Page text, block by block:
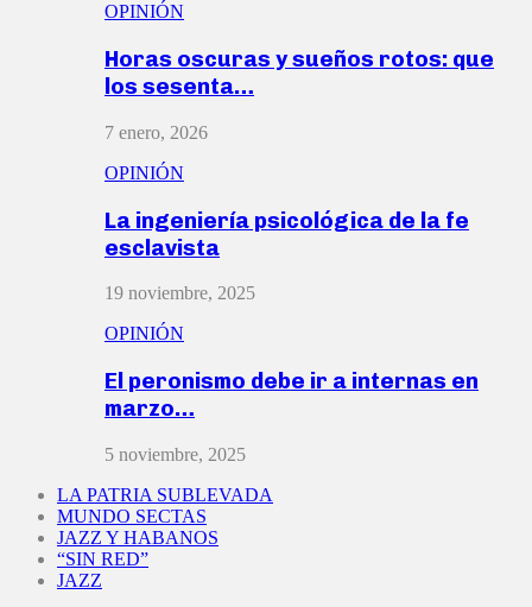
OPINIÓN
Horas oscuras y sueños rotos: que
los sesenta…
7 enero, 2026
OPINIÓN
La ingeniería psicológica de la fe
esclavista
19 noviembre, 2025
OPINIÓN
El peronismo debe ir a internas en
marzo…
5 noviembre, 2025
LA PATRIA SUBLEVADA
MUNDO SECTAS
JAZZ Y HABANOS
“SIN RED”
JAZZ